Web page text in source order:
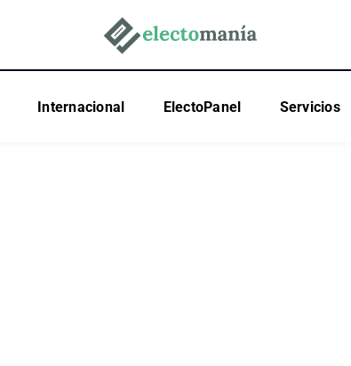
Internacional ElectoPanel Servicios